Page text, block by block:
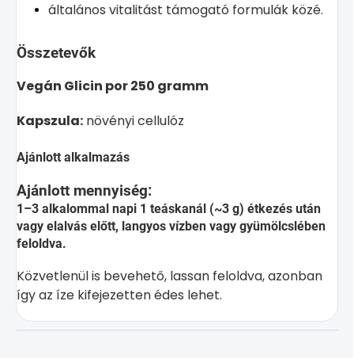
általános vitalitást támogató formulák közé.
Összetevők
Vegán Glicin por 250 gramm
Kapszula: növényi cellulóz
Ajánlott alkalmazás
Ajánlott mennyiség:
1–3 alkalommal napi 1 teáskanál (~3 g) étkezés után
vagy elalvás előtt, langyos vízben vagy gyümölcslében
feloldva.
Közvetlenül is bevehető, lassan feloldva, azonban
így az íze kifejezetten édes lehet.